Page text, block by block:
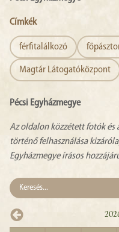
Címkék
férfitalálkozó
Magtár Látogatóközpont
Pécsi Egyházmegye
Az oldalon közzétett fotók és
történő felhasználása
Egyházmegye írásos